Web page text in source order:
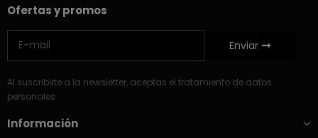
Ofertas y promos
Enviar
Al suscribirte a la newsletter, aceptas el tratamiento de datos
personales
Información